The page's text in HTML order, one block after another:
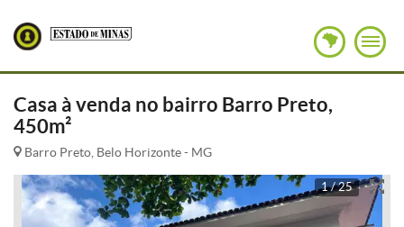
Casa à venda no bairro Barro Preto,
450m²
Barro Preto, Belo Horizonte - MG
1 / 25